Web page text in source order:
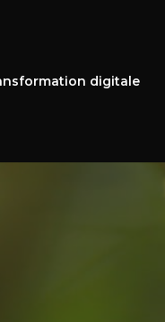
digitale